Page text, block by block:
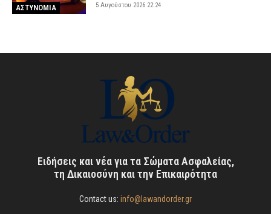
ΑΣΤΥΝΟΜΙΑ 5 Αυγούστου 2026 22:24
Ειδήσεις και νέα για τα Σώματα Ασφαλείας,
τη Δικαιοσύνη και την Επικαιρότητα
Contact us: info@lawandorder.gr